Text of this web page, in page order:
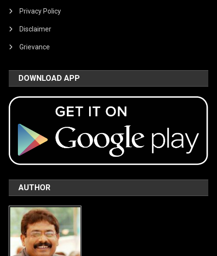
Privacy Policy
Disclaimer
Grievance
DOWNLOAD APP
AUTHOR